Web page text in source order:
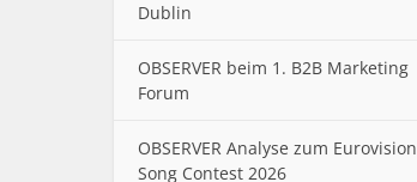
Dublin
OBSERVER beim 1. B2B Marketing
Forum
OBSERVER Analyse zum Eurovision
Song Contest 2026